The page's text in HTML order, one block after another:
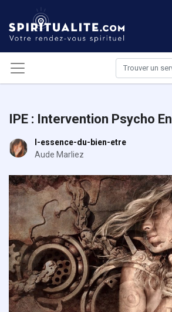
IPE : Intervention Psycho
l-essence-du-bien-etre
Aude Marliez